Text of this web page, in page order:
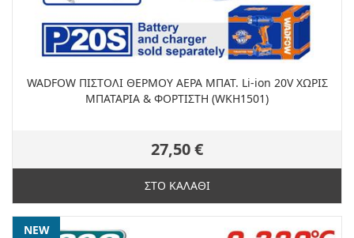
WADFOW ΠΙΣΤΟΛΙ ΘΕΡΜΟΥ ΑΕΡΑ ΜΠΑΤ. Li-ion 20V ΧΩΡΙΣ
ΜΠΑΤΑΡΙΑ & ΦΟΡΤΙΣΤΗ (WKH1501)
27,50 €
ΣΤΟ ΚΑΛΑΘΙ
NEW